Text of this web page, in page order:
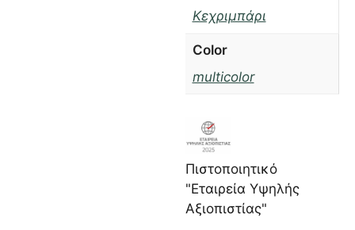
Κεχριμπάρι
Color
multicolor
Πιστοποιητικό
"Εταιρεία Υψηλής
Αξιοπιστίας"